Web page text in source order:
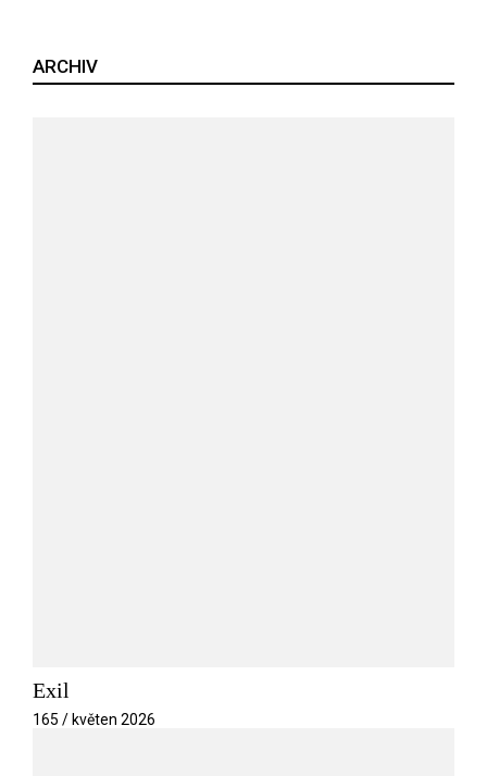
ARCHIV
Exil
165 / květen 2026